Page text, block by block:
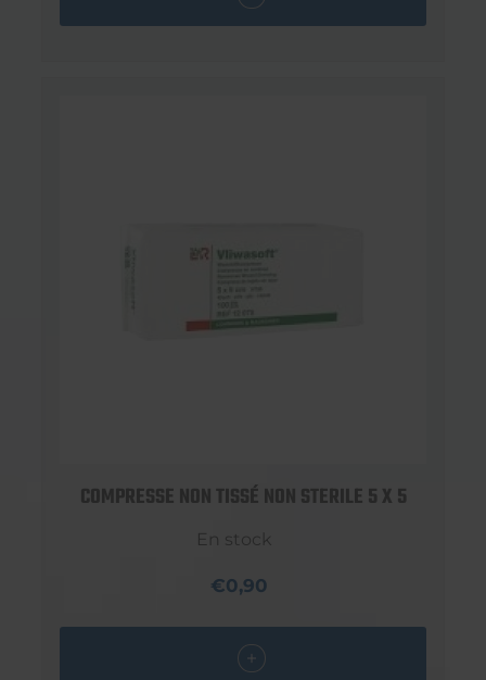
COMPRESSE NON TISSÉ NON STERILE 5 X 5
En stock
€0,90